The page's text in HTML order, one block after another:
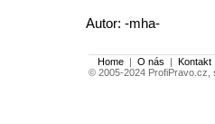
Autor: -mha-
Home | O nás | Kontakt
© 2005-2024 ProfiPravo.cz,